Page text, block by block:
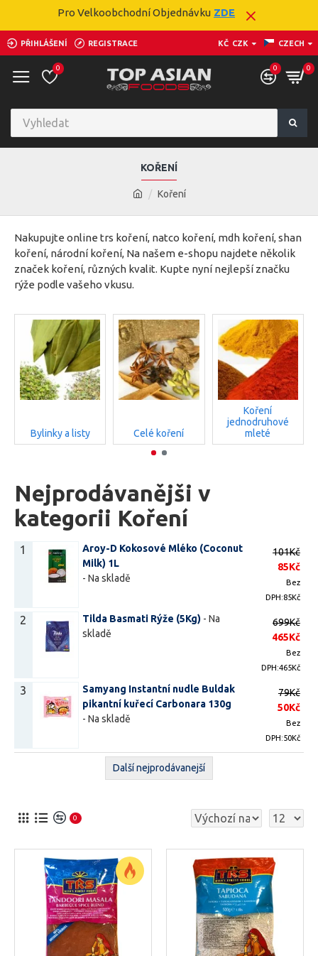
Pro Velkoobchodní Objednávku ZDE
PŘIHLÁŠENÍ REGISTRACE KČ CZK CZECH
0 0 0
Koření
KOŘENÍ
Nakupujte online trs koření, natco koření, mdh koření, shan
koření, národní koření, Na našem e-shopu najdete několik
značek koření, různých kvalit. Kupte nyní nejlepší značku
rýže podle vašeho vkusu.
Bylinky a listy Celé koření
Koření
jednodruhové
mleté
Nejprodávanějši v
kategorii Koření
1
Aroy-D Kokosové Mléko (Coconut
Milk) 1L
- Na skladě
101Kč
85Kč
Bez
DPH:85Kč
2 Tilda Basmati Rýže (5Kg) - Na
skladě
699Kč
465Kč
Bez
DPH:465Kč
3
Samyang Instantní nudle Buldak
pikantní kuřecí Carbonara 130g
- Na skladě
79Kč
50Kč
Bez
DPH:50Kč
Další nejprodávanejší
0